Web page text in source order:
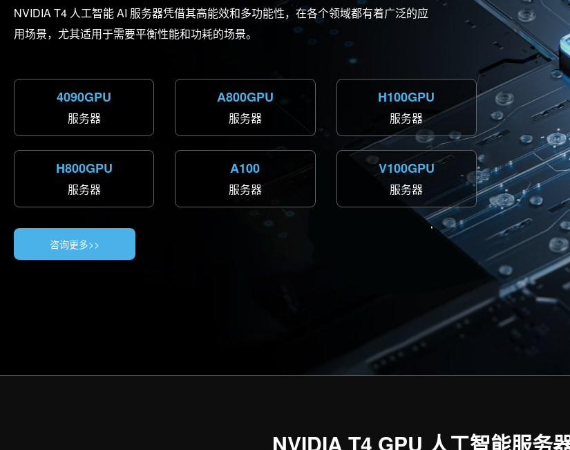
NVIDIA T4 人工智能 AI 服务器凭借其高能效和多功能性，在各个领域都有着广泛的应
用场景，尤其适用于需要平衡性能和功耗的场景。
4090GPU
服务器
A800GPU
服务器
H100GPU
服务器
H800GPU
服务器
A100
服务器
V100GPU
服务器
咨询更多>>
NVIDIA T4 GPU 人工智能服务